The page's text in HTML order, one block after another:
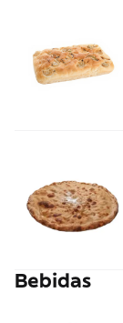
Bebidas